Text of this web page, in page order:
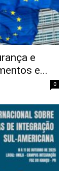
e
e...
0